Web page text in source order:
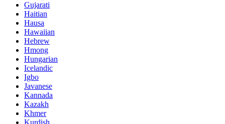
Gujarati
Haitian
Hausa
Hawaiian
Hebrew
Hmong
Hungarian
Icelandic
Igbo
Javanese
Kannada
Kazakh
Khmer